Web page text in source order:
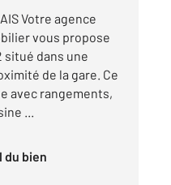
Votre agence
vous propose
situé dans une
de la gare. Ce
avec rangements,
...
du bien